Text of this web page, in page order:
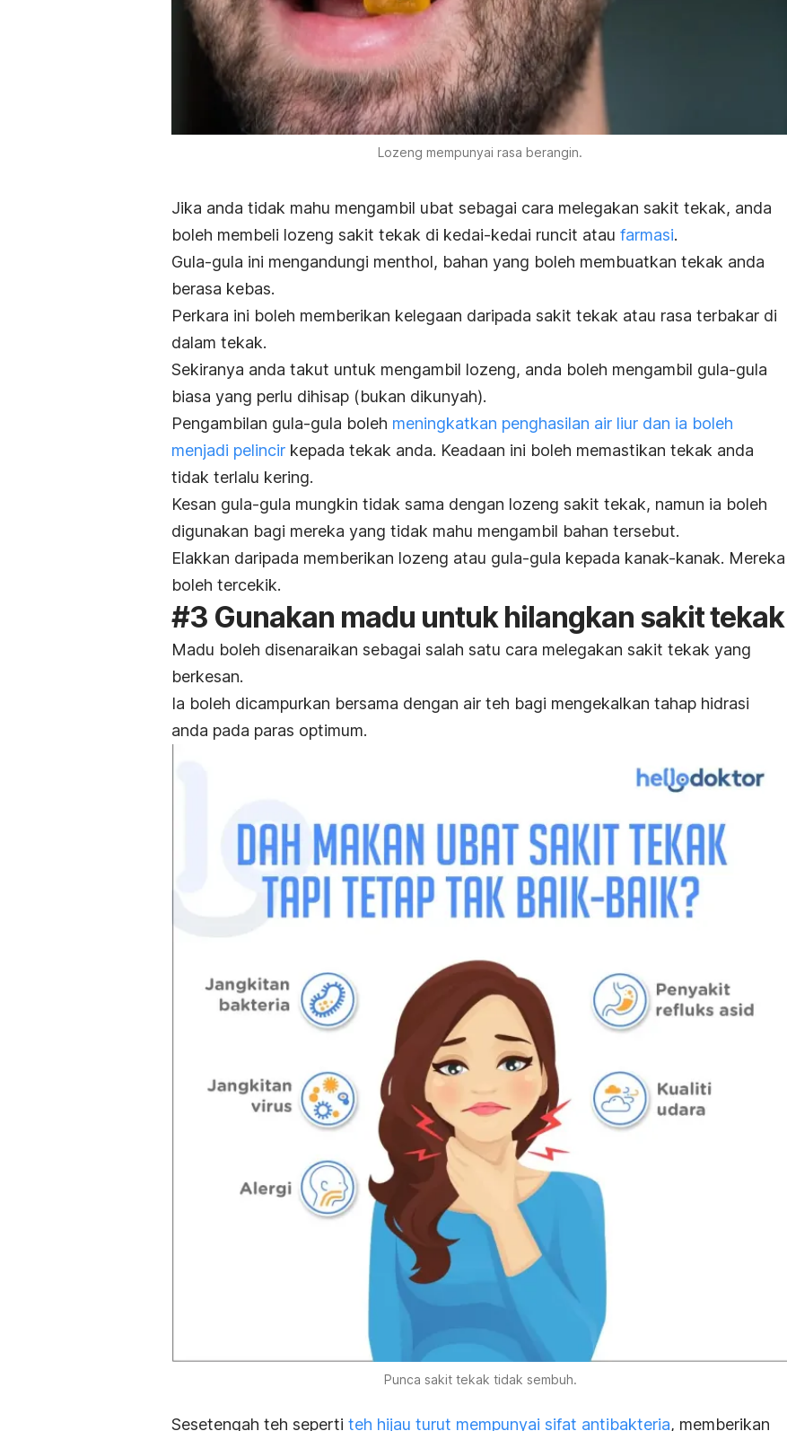
Lozeng mempunyai rasa berangin.
Jika anda tidak mahu mengambil ubat sebagai cara melegakan sakit tekak, anda
boleh membeli lozeng sakit tekak di kedai-kedai runcit atau farmasi.
Gula-gula ini mengandungi menthol, bahan yang boleh membuatkan tekak anda
berasa kebas.
Perkara ini boleh memberikan kelegaan daripada sakit tekak atau rasa terbakar di
dalam tekak.
Sekiranya anda takut untuk mengambil lozeng, anda boleh mengambil gula-gula
biasa yang perlu dihisap (bukan dikunyah).
Pengambilan gula-gula boleh meningkatkan penghasilan air liur dan ia boleh
menjadi pelincir kepada tekak anda. Keadaan ini boleh memastikan tekak anda
tidak terlalu kering.
Kesan gula-gula mungkin tidak sama dengan lozeng sakit tekak, namun ia boleh
digunakan bagi mereka yang tidak mahu mengambil bahan tersebut.
Elakkan daripada memberikan lozeng atau gula-gula kepada kanak-kanak. Mereka
boleh tercekik.
#3 Gunakan madu untuk hilangkan sakit tekak
Madu boleh disenaraikan sebagai salah satu cara melegakan sakit tekak yang
berkesan.
Ia boleh dicampurkan bersama dengan air teh bagi mengekalkan tahap hidrasi
anda pada paras optimum.
Punca sakit tekak tidak sembuh.
Sesetengah teh seperti teh hijau turut mempunyai sifat antibakteria, memberikan